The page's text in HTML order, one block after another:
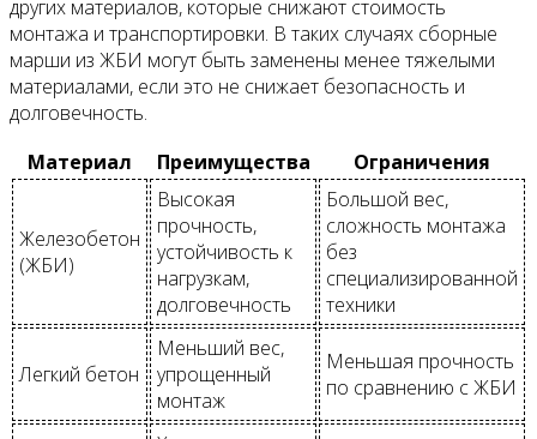
других материалов, которые снижают стоимость
монтажа и транспортировки. В таких случаях сборные
марши из ЖБИ могут быть заменены менее тяжелыми
материалами, если это не снижает безопасность и
долговечность.
Материал
Преимущества Ограничения
Железобетон
(ЖБИ)
Высокая
прочность,
устойчивость к
нагрузкам,
долговечность
Большой вес,
сложность монтажа
без
специализированной
техники
Легкий бетон
Меньший вес,
упрощенный
монтаж
Меньшая прочность
по сравнению с ЖБИ